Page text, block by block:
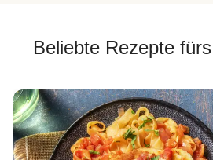
Beliebte Rezepte